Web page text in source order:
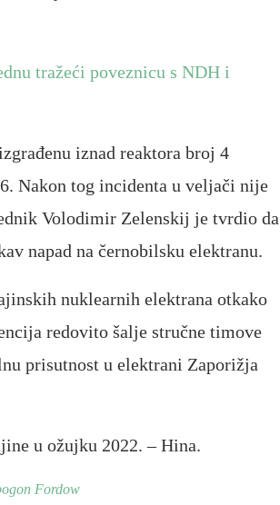
tražeći poveznicu s NDH i
iznad reaktora broj 4
Nakon tog incidenta u veljači nije
Volodimir Zelenskij je tvrdio da
napad na černobilsku elektranu.
nuklearnih elektrana otkako
redovito šalje stručne timove
prisutnost u elektrani Zaporižja
u ožujku 2022. – Hina.
Fordow